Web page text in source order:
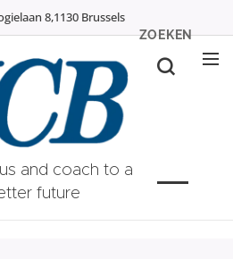
8,1130 Brussels
and coach to a
future
ZOEKEN